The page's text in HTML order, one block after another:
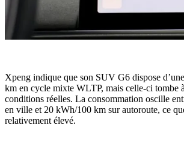
Xpeng indique que son SUV G6 dispose
km en cycle mixte WLTP, mais celle-ci tombe
conditions réelles. La consommation oscille
en ville et 20 kWh/100 km sur autoroute, ce
relativement élevé.